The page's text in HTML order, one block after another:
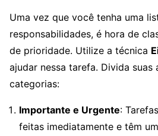
Uma vez que você tenha uma
responsabilidades, é hora de
de prioridade. Utilize a técnica
ajudar nessa tarefa. Divida
categorias:
Importante e Urgente:
feitas imediatamente e têm